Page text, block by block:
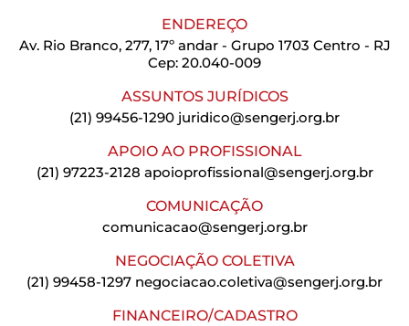
ENDEREÇO
Av. Rio Branco, 277, 17º andar - Grupo 1703 Centro - RJ
Cep: 20.040-009
ASSUNTOS JURÍDICOS
(21) 99456-1290 juridico@sengerj.org.br
APOIO AO PROFISSIONAL
(21) 97223-2128 apoioprofissional@sengerj.org.br
COMUNICAÇÃO
comunicacao@sengerj.org.br
NEGOCIAÇÃO COLETIVA
(21) 99458-1297 negociacao.coletiva@sengerj.org.br
FINANCEIRO/CADASTRO